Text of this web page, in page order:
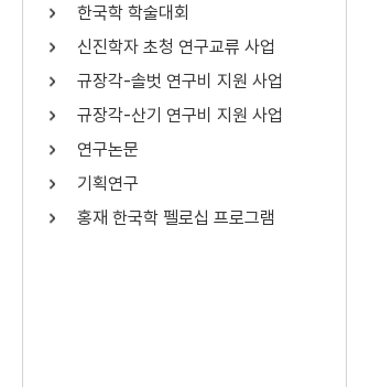
AND
OR 정조 OR 정약용
한국학 학술대회
신진학자 초청 연구교류 사업
규장각-솔벗 연구비 지원 사업
규장각-산기 연구비 지원 사업
연구논문
기획연구
홍재 한국학 펠로십 프로그램